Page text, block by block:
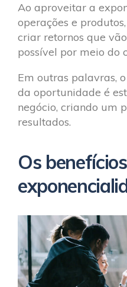
Ao aproveitar a
operações e
criar retornos que
possível por meio do
Em outras palavras,
da oportunidade é
negócio, criando um
resultados.
Os